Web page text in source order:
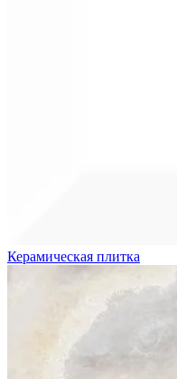
Керамическая плитка